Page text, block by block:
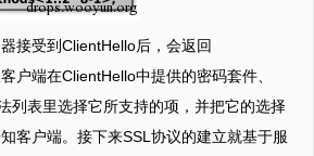
接受到ClientHello后，会返回
户端在ClientHello中提供的密码套件、
列表里选择它所支持的项，并把它的选择
客户端。接下来SSL协议的建立就基于服